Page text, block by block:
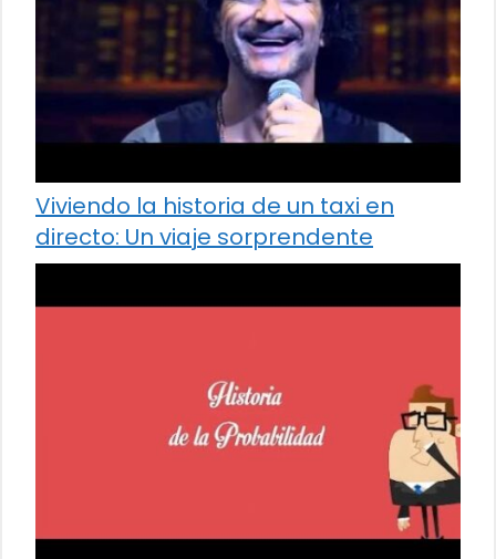
Viviendo la historia de un taxi en
directo: Un viaje sorprendente